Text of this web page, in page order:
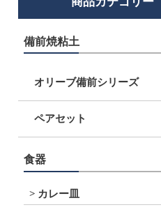
備前焼粘土
オリーブ備前シリーズ
ペアセット
食器
カレー皿